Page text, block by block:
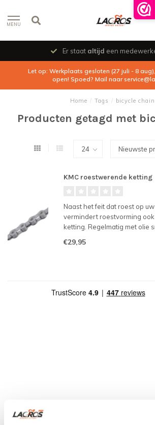
MENU
Er staat altijd een
Let op: Werkplaats gesloten (27 juli - 8
open! Spoed? Mail naar
Home / Tags / bicycle chain
Producten getagd met
KMC roestwerende ketting
Naast het feit dat roest op
vermindert roestvorming
ketting. Regelmatig met olie
kiezen een roestwerende
€29,95